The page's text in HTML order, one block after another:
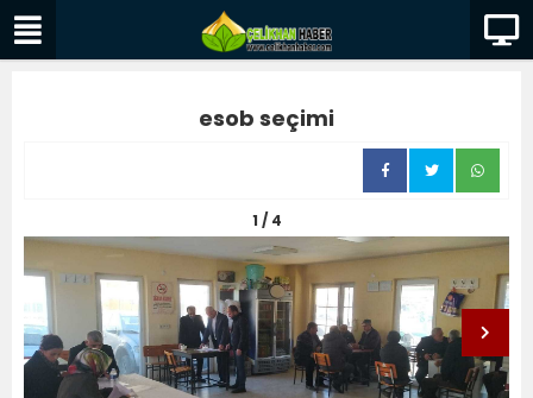
esob seçimi
1 / 4